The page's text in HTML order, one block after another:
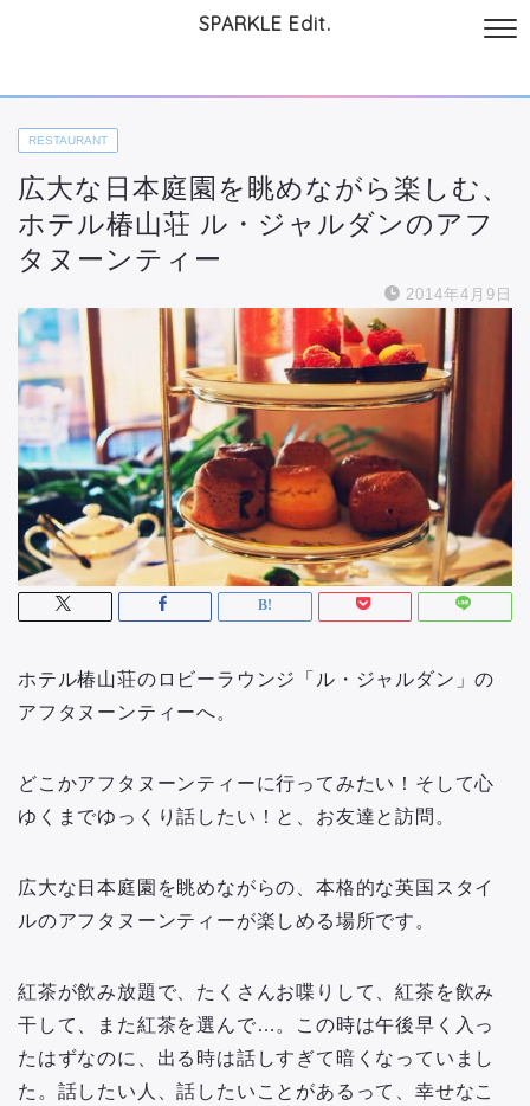
SPARKLE Edit.
RESTAURANT
広大な日本庭園を眺めながら楽しむ、
ホテル椿山荘 ル・ジャルダンのアフ
タヌーンティー
2014年4月9日
ホテル椿山荘のロビーラウンジ「ル・ジャルダン」の
アフタヌーンティーへ。
どこかアフタヌーンティーに行ってみたい！そして心
ゆくまでゆっくり話したい！と、お友達と訪問。
広大な日本庭園を眺めながらの、本格的な英国スタイ
ルのアフタヌーンティーが楽しめる場所です。
紅茶が飲み放題で、たくさんお喋りして、紅茶を飲み
干して、また紅茶を選んで…。この時は午後早く入っ
たはずなのに、出る時は話しすぎて暗くなっていまし
た。話したい人、話したいことがあるって、幸せなこ